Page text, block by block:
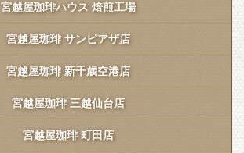
宮越屋珈琲ハウス 焙煎工場
宮越屋珈琲 サンピアザ店
宮越屋珈琲 新千歳空港店
宮越屋珈琲 三越仙台店
宮越屋珈琲 町田店